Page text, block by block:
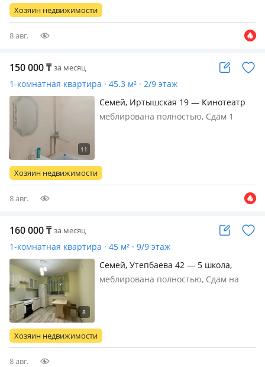
Хозяин недвижимости
8 авг.
150 000₸ за месяц
1-комнатная квартира · 45.3 м² · 2/9 этаж
Семей, Иртышская 19 — Кинотеатр
алем, возле остановки океан
меблирована полностью, Сдам 1
этаж 2 из 9, квартира теплая,
солнечная сторона, не угловая,
Хозяин недвижимости
8 авг.
160 000₸ за месяц
1-комнатная квартира · 45 м² · 9/9 этаж
Семей, Утепбаева 42 — 5 школа,
магазин Адал, ясли-садик Айголек
меблирована полностью, Сдам на
базар, супермаркет, недалеко
кинотеатр, площадь М. Ауэзова.
Хозяин недвижимости
8 авг.